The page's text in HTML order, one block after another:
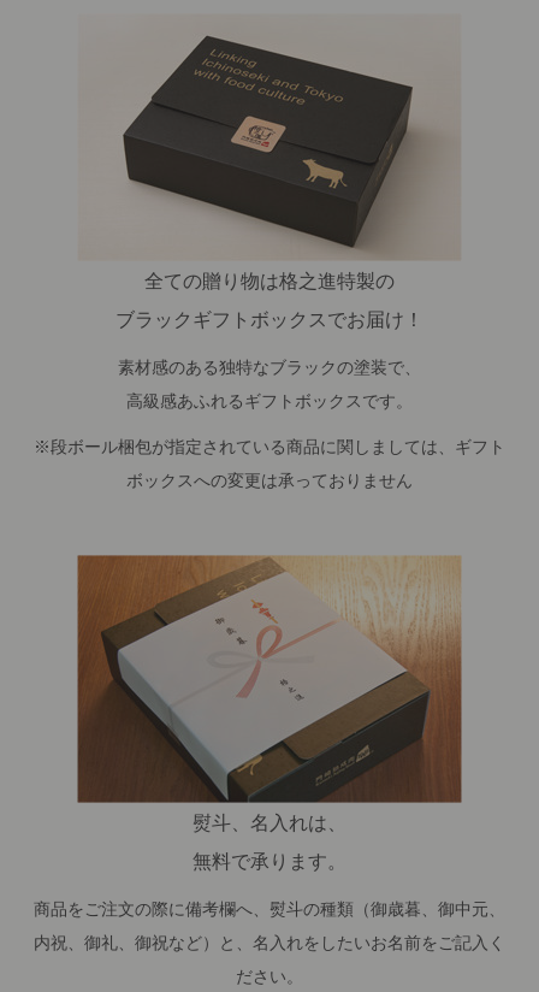
全ての贈り物は格之進特製の
ブラックギフトボックスでお届け！
素材感のある独特なブラックの塗装で、
高級感あふれるギフトボックスです。
※段ボール梱包が指定されている商品に関しましては、ギフト
ボックスへの変更は承っておりません
熨斗、名入れは、
無料で承ります。
商品をご注文の際に備考欄へ、熨斗の種類（御歳暮、御中元、
内祝、御礼、御祝など）と、名入れをしたいお名前をご記入く
ださい。